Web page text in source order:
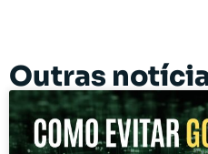
Outras